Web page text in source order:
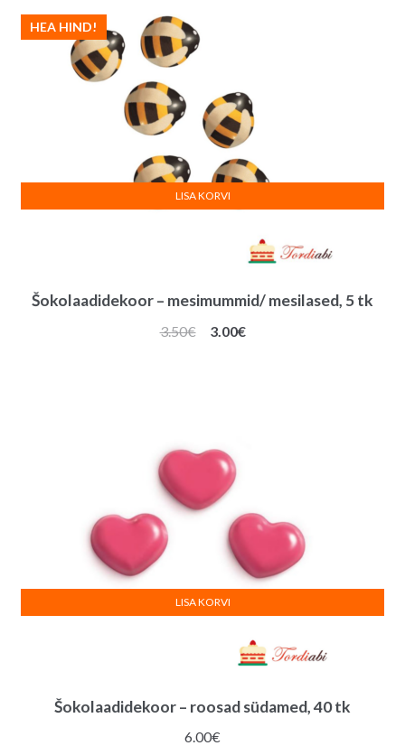
Šokolaadidekoor – mesimummid/ mesilased, 5 tk
HEA HIND!
3.50€
Algne
3.00€Praegune
LISA KORVI
Šokolaadidekoor – roosad südamed, 40 tk
6.00€
LISA KORVI